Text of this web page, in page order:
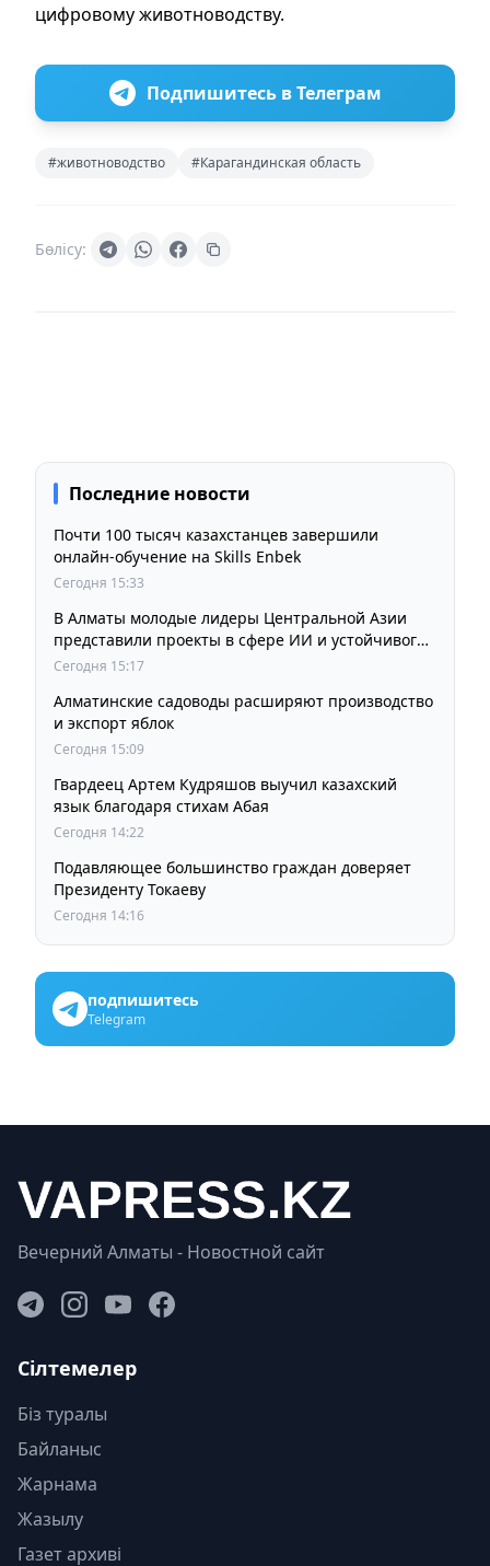
цифровому животноводству.
Подпишитесь в Телеграм
#животноводство #Карагандинская область
Бөлісу:
Последние новости
Почти 100 тысяч казахстанцев завершили
онлайн-обучение на Skills Enbek
Сегодня 15:33
В Алматы молодые лидеры Центральной Азии
представили проекты в сфере ИИ и устойчивого
развития
Сегодня 15:17
Алматинские садоводы расширяют производство
и экспорт яблок
Сегодня 15:09
Гвардеец Артем Кудряшов выучил казахский
язык благодаря стихам Абая
Сегодня 14:22
Подавляющее большинство граждан доверяет
Президенту Токаеву
Сегодня 14:16
подпишитесь
Telegram
Вечерний Алматы - Новостной сайт
Сілтемелер
Біз туралы
Байланыс
Жарнама
Жазылу
Газет архиві